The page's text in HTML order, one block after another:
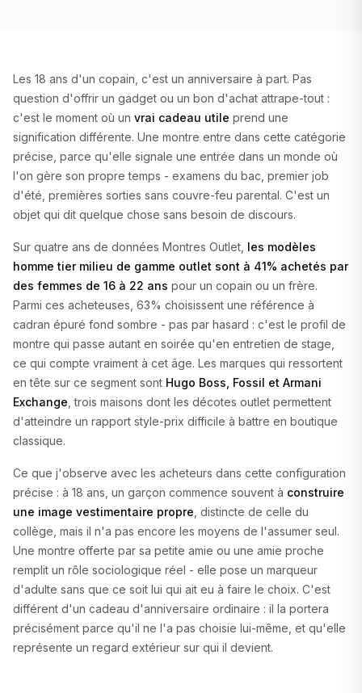
Les 18 ans d'un copain, c'est un anniversaire à part. Pas
question d'offrir un gadget ou un bon d'achat attrape-tout :
c'est le moment où un vrai cadeau utile prend une
signification différente. Une montre entre dans cette catégorie
précise, parce qu'elle signale une entrée dans un monde où
l'on gère son propre temps - examens du bac, premier job
d'été, premières sorties sans couvre-feu parental. C'est un
objet qui dit quelque chose sans besoin de discours.
Sur quatre ans de données Montres Outlet, les modèles
homme tier milieu de gamme outlet sont à 41% achetés par
des femmes de 16 à 22 ans pour un copain ou un frère.
Parmi ces acheteuses, 63% choisissent une référence à
cadran épuré fond sombre - pas par hasard : c'est le profil de
montre qui passe autant en soirée qu'en entretien de stage,
ce qui compte vraiment à cet âge. Les marques qui ressortent
en tête sur ce segment sont Hugo Boss, Fossil et Armani
Exchange , trois maisons dont les décotes outlet permettent
d'atteindre un rapport style-prix difficile à battre en boutique
classique.
Ce que j'observe avec les acheteurs dans cette configuration
précise : à 18 ans, un garçon commence souvent à construire
une image vestimentaire propre , distincte de celle du
collège, mais il n'a pas encore les moyens de l'assumer seul.
Une montre offerte par sa petite amie ou une amie proche
remplit un rôle sociologique réel - elle pose un marqueur
d'adulte sans que ce soit lui qui ait eu à faire le choix. C'est
différent d'un cadeau d'anniversaire ordinaire : il la portera
précisément parce qu'il ne l'a pas choisie lui-même, et qu'elle
représente un regard extérieur sur qui il devient.